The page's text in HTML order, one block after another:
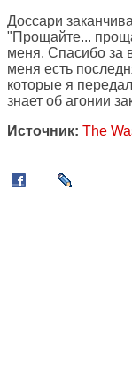
Доссари
"Прощайте...
меня. Спасибо за
меня есть
которые я
знает об агонии
Источник: The